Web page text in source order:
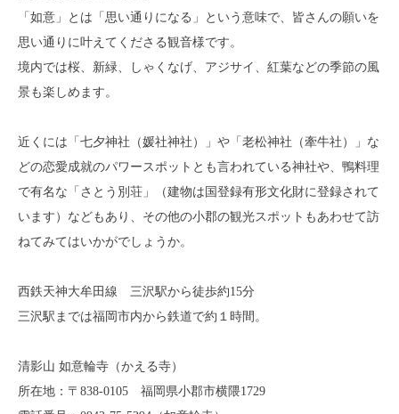
「如意」とは「思い通りになる」という意味で、皆さんの願いを
思い通りに叶えてくださる観音様です。
境内では桜、新緑、しゃくなげ、アジサイ、紅葉などの季節の風
景も楽しめます。
近くには「七夕神社（媛社神社）」や「老松神社（牽牛社）」な
どの恋愛成就のパワースポットとも言われている神社や、鴨料理
で有名な「さとう別荘」（建物は国登録有形文化財に登録されて
います）などもあり、その他の小郡の観光スポットもあわせて訪
ねてみてはいかがでしょうか。
西鉄天神大牟田線 三沢駅から徒歩約15分
三沢駅までは福岡市内から鉄道で約１時間。
清影山 如意輪寺（かえる寺）
所在地：〒838-0105 福岡県小郡市横隈1729